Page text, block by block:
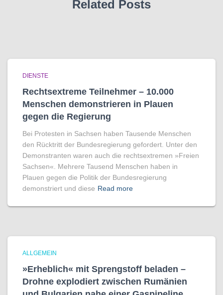
Related Posts
DIENSTE
Rechtsextreme Teilnehmer – 10.000
Menschen demonstrieren in Plauen
gegen die Regierung
Bei Protesten in Sachsen haben Tausende Menschen
den Rücktritt der Bundesregierung gefordert. Unter den
Demonstranten waren auch die rechtsextremen »Freien
Sachsen«. Mehrere Tausend Menschen haben in
Plauen gegen die Politik der Bundesregierung
demonstriert und diese Read more
ALLGEMEIN
»Erheblich« mit Sprengstoff beladen –
Drohne explodiert zwischen Rumänien